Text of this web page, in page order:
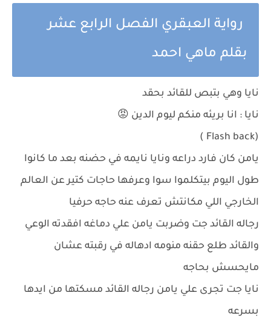
رواية العبقري الفصل الرابع عشر
بقلم ماهي احمد
نايا وهي بتبص للقائد بحقد
نايا : انا بريئه منكم ليوم الدين 😡
(Flash back )
يامن كان فارد دراعه ونايا نايمه في حضنه بعد ما كانوا
طول اليوم بيتكلموا سوا وعرفها حاجات كتير عن العالم
الخارجي اللي مكانتش تعرف عنه حاجه حرفيا
رجاله القائد جت وضربت يامن علي دماغه افقدته الوعي
والقائد طلع حقنه منومه ادهاله في رقبته عشان
مايحسش بحاجه
نايا جت تجرى علي يامن رجاله القائد مسكتها من ايدها
بسرعه